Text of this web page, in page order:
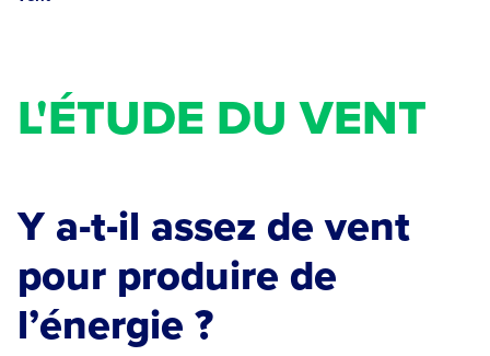
L'ÉTUDE DU VENT
Y a-t-il assez de vent
pour produire de
l’énergie ?